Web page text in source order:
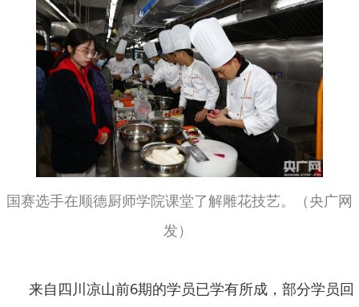
国赛选手在顺德厨师学院课堂了解雕花技艺。（央广网
发）
来自四川凉山前6期的学员已学有所成，部分学员回